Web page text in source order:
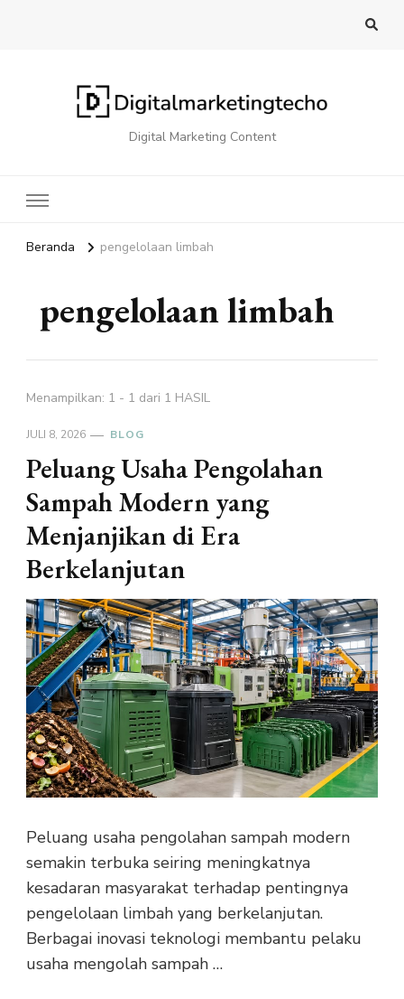
Digital Marketing Content
Beranda pengelolaan limbah
pengelolaan limbah
Menampilkan: 1 - 1 dari 1 HASIL
JULI 8, 2026 BLOG
Peluang Usaha Pengolahan
Sampah Modern yang
Menjanjikan di Era
Berkelanjutan
Peluang usaha pengolahan sampah modern
semakin terbuka seiring meningkatnya
kesadaran masyarakat terhadap pentingnya
pengelolaan limbah yang berkelanjutan.
Berbagai inovasi teknologi membantu pelaku
usaha mengolah sampah …